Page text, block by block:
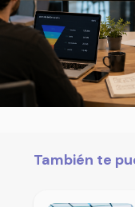
También te